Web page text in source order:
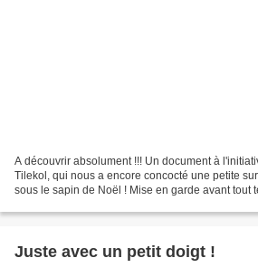
A découvrir absolument !!! Un document à
Tilekol, qui nous a encore concocté une petite
sous le sapin de Noël ! Mise en garde avant tout
Juste avec un petit doigt !